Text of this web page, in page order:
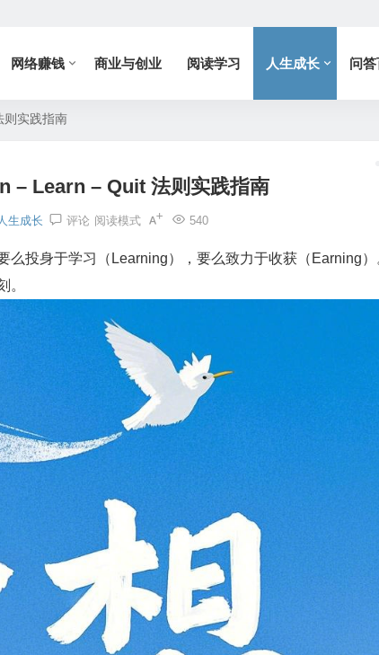
网络赚钱 商业与创业 阅读学习 人生成长 问
则实践指南
– Learn – Quit 法则实践指南
生成长 评论 540
阅读模式
么投身于学习（Learning），要么致力于收获（Earning）
。